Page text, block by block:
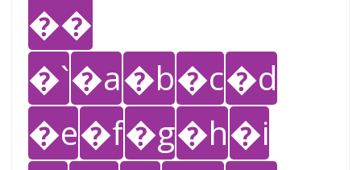
��
�`�a�b�c�d
�e�f�g�h�i